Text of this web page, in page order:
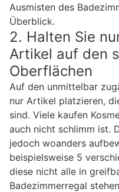
Ausmisten des
Überblick.
2. Halten Sie
Artikel auf den
Oberflächen
Auf den unmittelbar
nur Artikel platzieren,
sind. Viele kaufen
auch nicht schlimm ist.
jedoch woanders
beispielsweise 5
diese nicht alle in
Badezimmerregal